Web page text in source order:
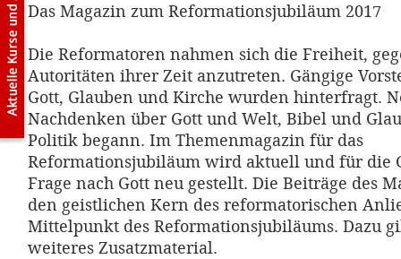
Das Magazin zum Reformationsjubiläum 2017
Die Reformatoren nahmen sich die Freiheit,
Autoritäten ihrer Zeit anzutreten. Gängige
Gott, Glauben und Kirche wurden hinterfragt.
Nachdenken über Gott und Welt, Bibel und
Politik begann. Im Themenmagazin für das
Reformationsjubiläum wird aktuell und für die
Frage nach Gott neu gestellt. Die Beiträge des
den geistlichen Kern des reformatorischen
Mittelpunkt des Reformationsjubiläums. Dazu
weiteres Zusatzmaterial.